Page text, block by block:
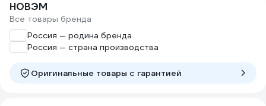
НОВЭМ
Все товары бренда
Россия — родина бренда
Россия — страна производства
Оригинальные товары c гарантией